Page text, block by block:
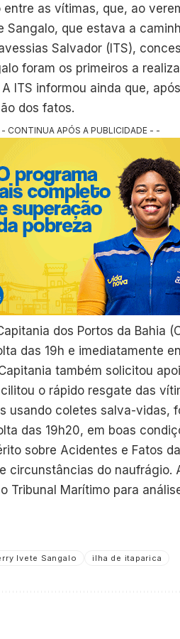
as vítimas, que, ao
que estava a
Salvador (ITS),
foram os primeiros a
ITS informou ainda que,
dos fatos.
CONTINUA APÓS A PUBLICIDADE - -
dos Portos da Bahia
das 19h e imediatamente
também solicitou
o rápido resgate das
usando coletes salva-vidas,
das 19h20, em boas
sobre Acidentes e Fatos
circunstâncias do naufrágio.
Tribunal Marítimo para
Ivete Sangalo ilha de itaparica